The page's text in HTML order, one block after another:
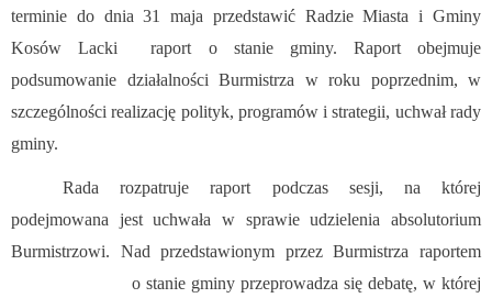
terminie do dnia 31 maja przedstawić Radzie Miasta i Gminy
Kosów Lacki raport o stanie gminy. Raport obejmuje
podsumowanie działalności Burmistrza w roku poprzednim, w
szczególności realizację polityk, programów i strategii, uchwał rady
gminy.
Rada rozpatruje raport podczas sesji, na której
podejmowana jest uchwała w sprawie udzielenia absolutorium
Burmistrzowi. Nad przedstawionym przez Burmistrza raportem
o stanie gminy przeprowadza się debatę, w której